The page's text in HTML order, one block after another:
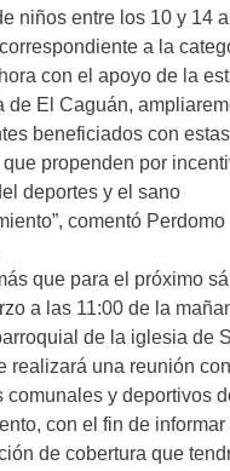
niños entre los 10 y 14
a la
con el apoyo de la
de El Caguán,
beneficiados con estas
propenden por
deportes y el sano
comentó Perdomo
que para el próximo
a las 11:00 de la
de la iglesia de
realizará una reunión
comunales y deportivos
con el fin de informar
de cobertura que